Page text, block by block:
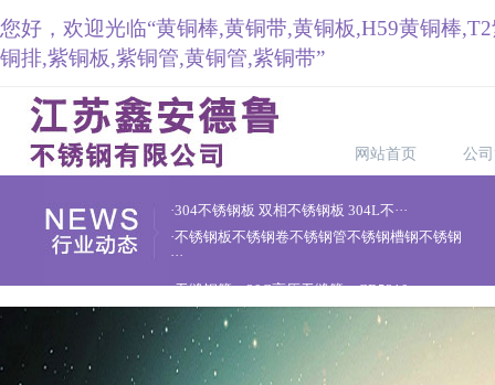
您好，欢迎光临“黄铜棒,黄铜带,黄铜板,H59黄铜棒
铜排,紫铜板,紫铜管,黄铜管,紫铜带”
网站首页 公
·304不锈钢板 双相不锈钢板 304L不···
·不锈钢板不锈钢卷不锈钢管不锈钢槽钢不锈钢
···
·无缝钢管、20G高压无缝管、GB5310···